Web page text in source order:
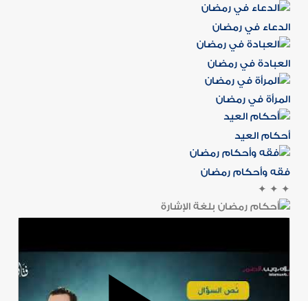
الدعاء في رمضان
العبادة في رمضان
المرأة في رمضان
أحكام العيد
فقه وأحكام رمضان
✦
✦
✦